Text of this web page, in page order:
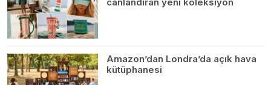
Amazon’dan Londra’da açık hava
kütüphanesi